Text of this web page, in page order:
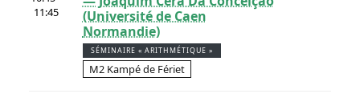
11:45
(Université de Caen
Normandie)
SÉMINAIRE « ARITHMÉTIQUE »
M2 Kampé de Fériet